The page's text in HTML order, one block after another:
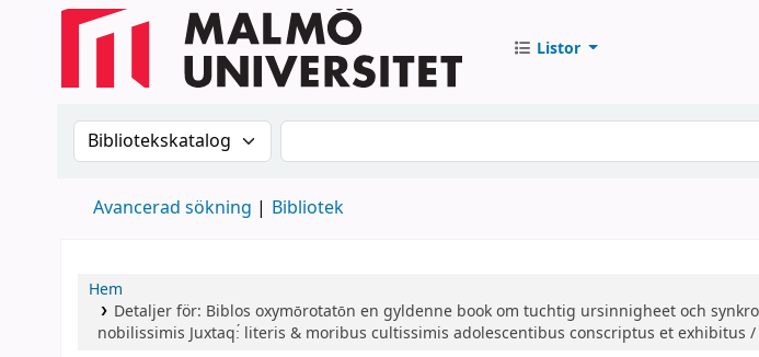
Listor
Sök i katalogen efter:Sök i katalogen
Avancerad sökning Bibliotek
Hem
Detaljer för: Biblos oxymōrotatōn en gyldenne book om tuchtig ursinnigheet och
nobilissimis Juxtaq:́ literis & moribus cultissimis adolescentibus conscriptus et exhibitus /